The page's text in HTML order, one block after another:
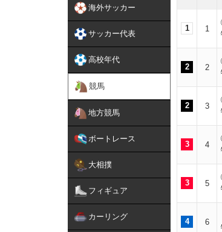
海外サッカー
サッカー代表
高校年代
競馬
地方競馬
ボートレース
大相撲
フィギュア
カーリング
1 1
2 2
2 3
3 4
3 5
4 6